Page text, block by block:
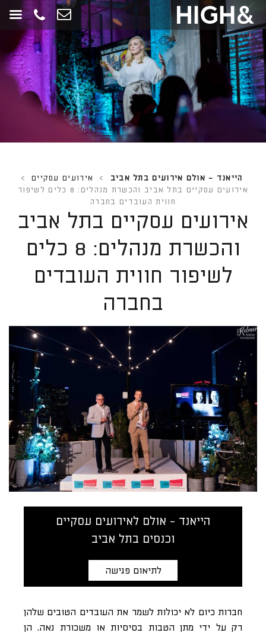
תחילתו
של
דף
אינטרנט,
לחץ
אנטר
כדי
לעבור
לאזור
תוכן
הייאנד - אולם אירועים בתל אביב > אירועים עסקיים
>
אירועים עסקיים בתל אביב והכשרת מנהלים: 8 כלים לשיפור
חווית העובדים בחברה
אירועים עסקיים בתל אביב
והכשרת מנהלים: 8 כלים
לשיפור חווית העובדים
בחברה
הייאנד - אולם לאירועים עסקיים
וכנסים בתל אביב
לתיאום פגישה
חברות כיום לא יכולות לשמר את העובדים הטובים שלהן
רק על ידי מתן הטבות בסיסיות או משכורת נאה. הן